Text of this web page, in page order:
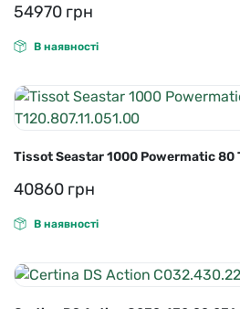
54970 грн
В наявності
Tissot Seastar 1000 Powermatic 80
40860 грн
В наявності